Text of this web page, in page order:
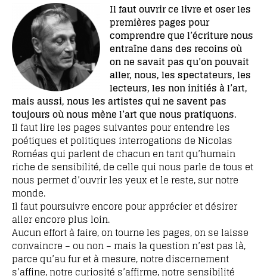
Il faut ouvrir ce livre et oser les
premières pages pour
comprendre que l’écriture nous
entraîne dans des recoins où
on ne savait pas qu’on pouvait
aller, nous, les spectateurs, les
lecteurs, les non initiés à l’art,
mais aussi, nous les artistes qui ne savent pas
toujours où nous mène l’art que nous pratiquons.
Il faut lire les pages suivantes pour entendre les
poétiques et politiques interrogations de Nicolas
Roméas qui parlent de chacun en tant qu’humain
riche de sensibilité, de celle qui nous parle de tous et
nous permet d’ouvrir les yeux et le reste, sur notre
monde.
Il faut poursuivre encore pour apprécier et désirer
aller encore plus loin.
Aucun effort à faire, on tourne les pages, on se laisse
convaincre – ou non – mais la question n’est pas là,
parce qu’au fur et à mesure, notre discernement
s’affine, notre curiosité s’affirme, notre sensibilité